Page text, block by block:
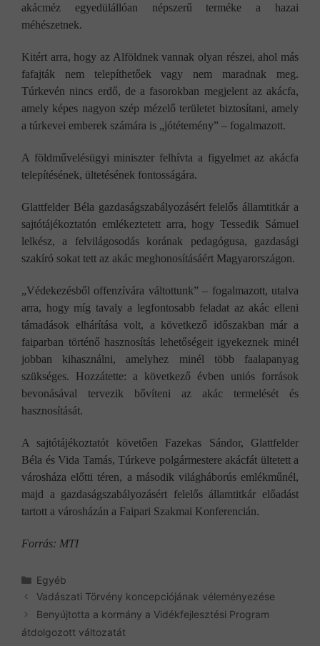
akácméz egyedülállóan népszerű terméke a hazai
méhészetnek.
Kitért arra, hogy az Alföldnek vannak olyan részei, ahol más
fafajták nem telepíthetőek vagy nem maradnak meg.
Túrkevén nincs erdő, de a fasorokban megjelent az akácfa,
amely képes nagyon szép mézelő területet biztosítani, amely
a túrkevei emberek számára is „jótétemény” – fogalmazott.
A földművelésügyi miniszter felhívta a figyelmet az akácfa
telepítésének, ültetésének fontosságára.
Glattfelder Béla gazdaságszabályozásért felelős államtitkár a
sajtótájékoztatón emlékeztetett arra, hogy Tessedik Sámuel
lelkész, a felvilágosodás korának pedagógusa, gazdasági
szakíró sokat tett az akác meghonosításáért Magyarországon.
„Védekezésből offenzívára váltottunk” – fogalmazott, utalva
arra, hogy míg tavaly a legfontosabb feladat az akác elleni
támadások elhárítása volt, a következő időszakban már a
faiparban történő hasznosítás lehetőségeit igyekeznek minél
jobban kihasználni, amelyhez minél több faalapanyag
szükséges. Hozzátette: a következő évben uniós források
bevonásával tervezik bővíteni az akác termelését és
hasznosítását.
A sajtótájékoztatót követően Fazekas Sándor, Glattfelder
Béla és Vida Tamás, Túrkeve polgármestere akácfát ültetett a
városháza előtti téren, a második világháborús emlékműnél,
majd a gazdaságszabályozásért felelős államtitkár előadást
tartott a városházán a Faipari Szakmai Konferencián.
Forrás: MTI
Kategória
Egyéb
Vadászati Törvény koncepciójának véleményezése
Benyújtotta a kormány a Vidékfejlesztési Program
átdolgozott változatát